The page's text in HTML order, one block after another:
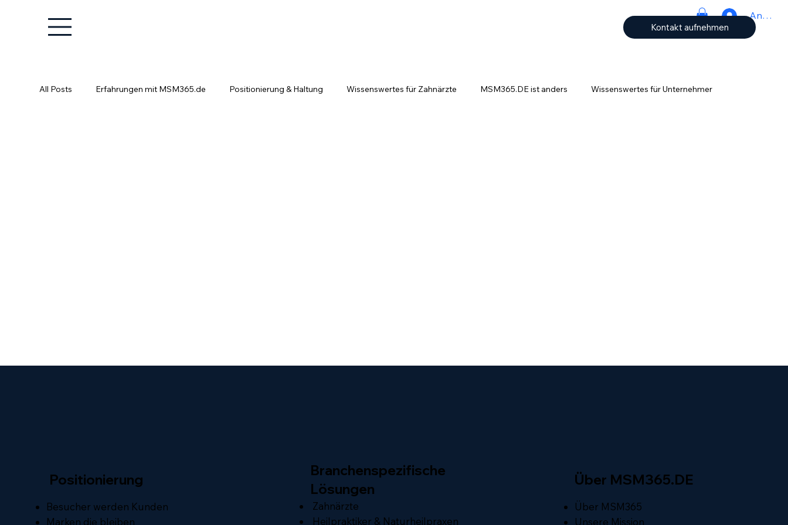
Kontakt aufnehmen
All Posts Erfahrungen mit MSM365.de Positionierung & Haltung Wissenswertes für Zahnärzte MSM365.DE ist anders Wissenswertes für Unternehmer
Positionierung
Branchenspezifische
Lösungen
Über MSM365.DE
Besucher werden Kunden
Marken die bleiben
Zahnärzte
Heilpraktiker & Naturheilpraxen
Über MSM365
Unsere Mission